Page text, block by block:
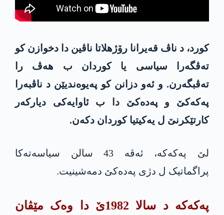
کورد، د ناڤ قەیرانا رۆژهلاتا ناڤین دا دخوازن کو
تەڤگەرا سیاسی یا کوردان ب هەڤ را
تەڤبگەرن. و ئەو دزانن کو په‌یوه‌ندیێن د ناڤبەرا
په‌كه‌كێ و په‌ده‌كێ دا ب ئاوایەکی دیارکەر
كارتێكرنێ ل یەکیتیا کوردان دکه‌ن.
لێ په‌كه‌كە، ئەڤه‌ 43 سالن سیاسەتەکا
پراگماتیک ل دژی په‌ده‌كێ دمەشینیت.
په‌كه‌كە د سالا 1982ێ دا وەک مێڤان